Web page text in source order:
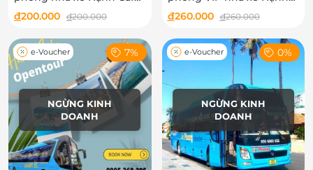
tuyến Sài Gòn - Phan
Né
đ200.000 đ200.000
Café tuyến Sài Gòn - Phan
Né
đ260.000 đ260.000
NGỪNG KINH
DOANH
e-Voucher 7%
NGỪNG KINH
DOANH
e-Voucher 0%